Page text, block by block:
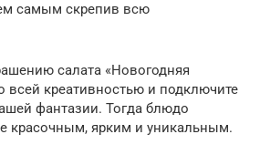
самым скрепив всю
салата «Новогодняя
всей креативностью и подключите
фантазии. Тогда блюдо
красочным, ярким и уникальным.